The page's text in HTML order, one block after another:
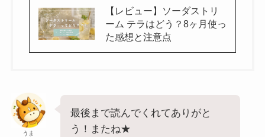
【レビュー】ソーダストリ
ーム テラはどう？8ヶ月使っ
た感想と注意点
うま
最後まで読んでくれてありがと
う！またね★